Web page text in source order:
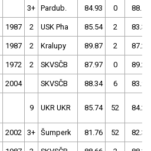
3+ Pardub. 84.93 0 88.55
1987 2 USK Pha 85.54 2 83.35
1987 2 Kralupy 89.87 2 87.24
1972 2 SKVSČB 87.97 0 89.26
2004 SKVSČB 88.34 6 83.98
9 UKR UKR 85.74 52 84.24
2002 3+ Šumperk 81.76 52 82.33